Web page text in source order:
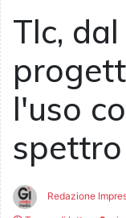
Tlc,
l'uso
spettro
Redazione